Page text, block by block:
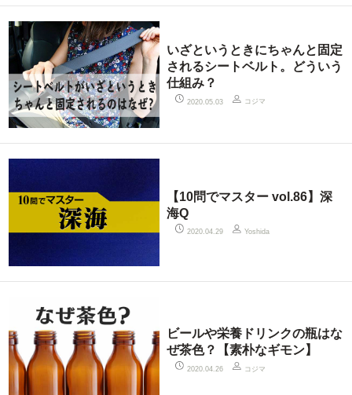
いざというときにちゃんと固定
されるシートベルト。どういう
仕組み？
2020.05.03 コジマ
【10問でマスター vol.86】深
海Q
2020.04.29 Yoshida
ビールや栄養ドリンクの瓶はな
ぜ茶色？【素朴なギモン】
2020.04.26 コジマ